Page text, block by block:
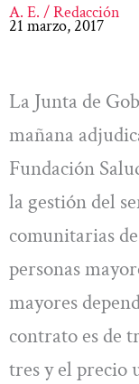
A. E. / Redacción
21 marzo, 2017
La Junta de
mañana
Fundación
la gestión del
comunitarias
personas
mayores
contrato es de
tres y el precio